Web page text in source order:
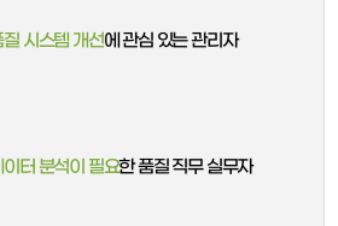
시스템 개선에 관심 있는 관리자
터 분석이 필요한 품질 직무 실무자